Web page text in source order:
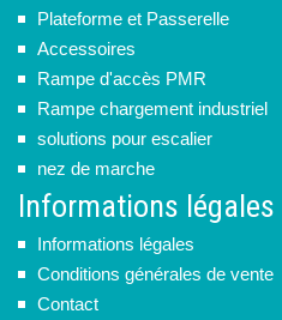
Plateforme et Passerelle
Accessoires
Rampe d'accès PMR
Rampe chargement industriel
solutions pour escalier
nez de marche
Informations légales
Informations légales
Conditions générales de vente
Contact